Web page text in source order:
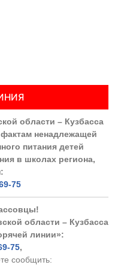
области – Кузбасса
ненадлежащей
питания детей
в школах региона,
75
области – Кузбасса
линии»:
75,
сообщить: